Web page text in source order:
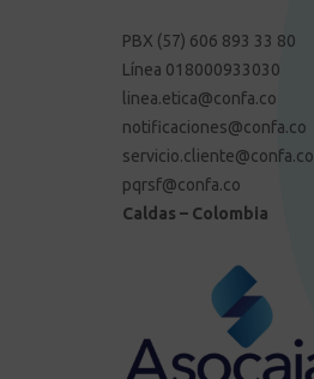
PBX (57) 606 893 33 80
Línea 018000933030
linea.etica@confa.co
notificaciones@confa.co
servicio.cliente@confa.co
pqrsf@confa.co
Caldas – Colombia